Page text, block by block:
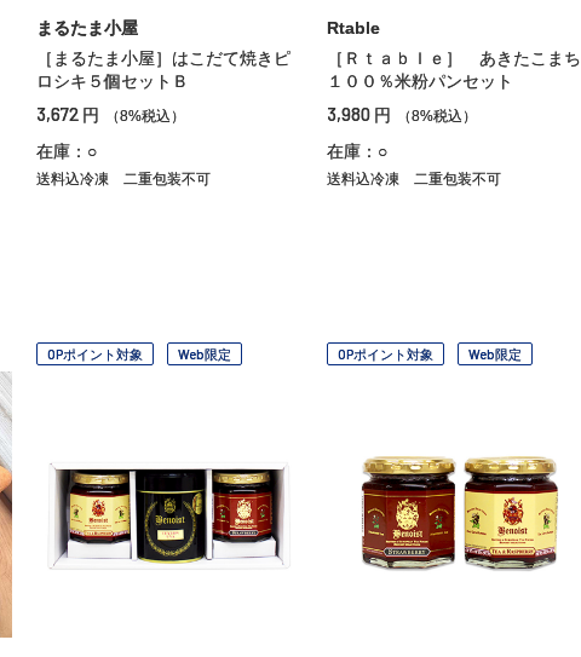
まるたま小屋
［まるたま小屋］はこだて焼きピ
ロシキ５個セットＢ
3,672 円 （8%税込）
在庫：○
送料込冷凍 二重包装不可
Rtable
［Ｒｔａｂｌｅ］ あきたこまち
１００％米粉パンセット
3,980 円 （8%税込）
在庫：○
送料込冷凍 二重包装不可
OPポイント対象 Web限定 OPポイント対象 Web限定